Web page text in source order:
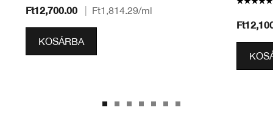
Ft12,700.00 Ft1,814.29/ml
KOSÁRBA